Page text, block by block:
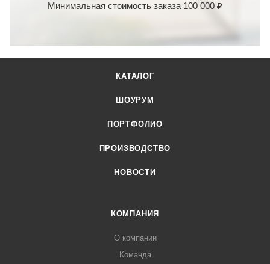
Минимальная стоимость заказа 100 000 ₽
КАТАЛОГ
ШОУРУМ
ПОРТФОЛИО
ПРОИЗВОДСТВО
НОВОСТИ
КОМПАНИЯ
О компании
Команда